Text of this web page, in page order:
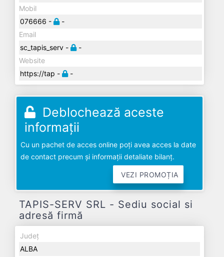
Mobil
076666 -
-
Email
sc_tapis_serv -
-
Website
https://tap -
-
Deblochează aceste
informații
Cu un pachet de acces online poți avea acces la date
de contact precum și informații detaliate bilanț.
VEZI PROMOȚIA
TAPIS-SERV SRL - Sediu social si
adresă firmă
Județ
ALBA